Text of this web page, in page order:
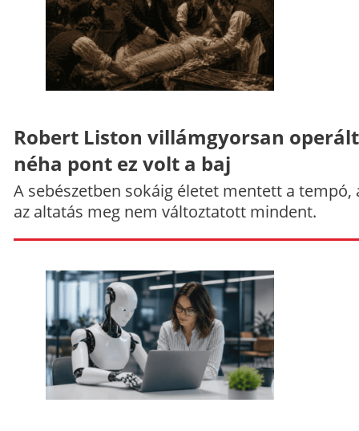
Robert Liston villámgyorsan
néha pont ez volt a baj
A sebészetben sokáig életet mentett a tempó,
az altatás meg nem változtatott mindent.